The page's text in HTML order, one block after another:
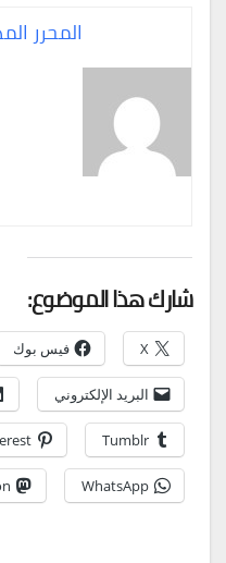
المحرر
شارك هذا الموضوع:
X فيس بوك
البريد الإلكتروني
Tumblr
WhatsApp